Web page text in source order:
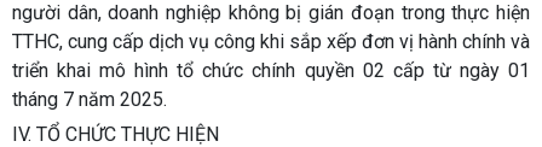
người dân, doanh nghiệp không bị gián đoạn trong thực hiện
TTHC, cung cấp dịch vụ công khi sắp xếp đơn vị hành chính và
triển khai mô hình tổ chức chính quyền 02 cấp từ ngày 01
tháng 7 năm 2025.
IV. TỔ CHỨC THỰC HIỆN